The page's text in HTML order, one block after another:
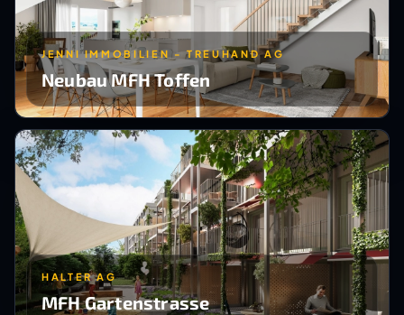
JENNI IMMOBILIEN - TREUHAND AG
Neubau MFH Toffen
HALTER AG
MFH Gartenstrasse